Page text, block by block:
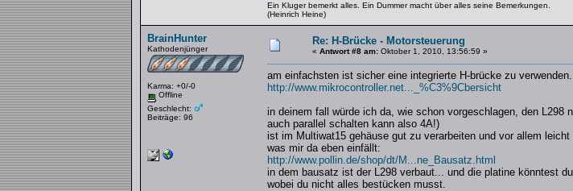
Ein Kluger bemerkt alles. Ein Dummer macht über alles seine Bemerkungen.
(Heinrich Heine)
BrainHunter
Kathodenjünger
Karma: +0/-0
Offline
Geschlecht:
Beiträge: 96
Re: H-Brücke - Motorsteuerung
« Antwort #8 am: Oktober 1, 2010, 13:56:59 »
am einfachsten ist sicher eine integrierte H-brücke zu
http://www.mikrocontroller.net..._%C3%9Cbersicht
in deinem fall würde ich da, wie schon vorgeschlagen, den
auch parallel schalten kann also 4A!)
ist im Multiwat15 gehäuse gut zu verarbeiten und vor allem
was mir da eben einfällt:
http://www.pollin.de/shop/dt/M...ne_Bausatz.html
in dem bausatz ist der L298 verbaut... und die platine könntest
wobei du nicht alles bestücken musst.